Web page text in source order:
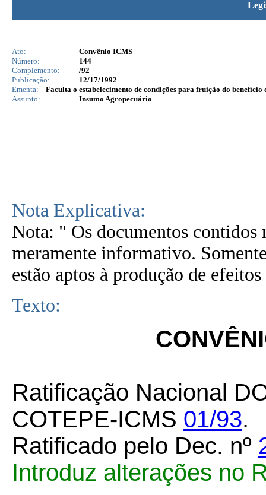
Ato:
Convênio ICMS
Número:
144
Complemento:
/92
Publicação:
12/17/1992
Ementa:
Faculta o estabelecimento de condições para fruição do
Assunto:
Insumo Agropecuário
Nota Explicativa:
Nota: " Os documentos contidos
meramente informativo.
estão aptos à produção de
Texto:
Ratificação Nacional
COTEPE-ICMS 01/93.
Ratificado pelo Dec. nº
Introduz alterações no